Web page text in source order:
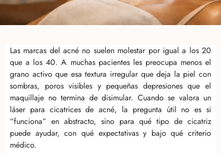
Las marcas del acné no suelen molestar por igual a los 20
que a los 40. A muchas pacientes les preocupa menos el
grano activo que esa textura irregular que deja la piel con
sombras, poros visibles y pequeñas depresiones que el
maquillaje no termina de disimular. Cuando se valora un
láser para cicatrices de acné, la pregunta útil no es si
“funciona” en abstracto, sino para qué tipo de cicatriz
puede ayudar, con qué expectativas y bajo qué criterio
médico.